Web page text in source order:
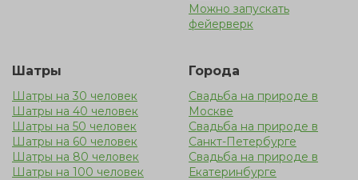
Можно запускать
фейерверк
Шатры
Шатры на 30 человек
Шатры на 40 человек
Шатры на 50 человек
Шатры на 60 человек
Шатры на 80 человек
Шатры на 100 человек
Города
Свадьба на природе в
Москве
Свадьба на природе в
Санкт-Петербурге
Свадьба на природе в
Екатеринбурге